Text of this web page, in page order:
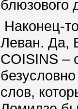
блюзового
Наконец-
Леван. Да,
COISINS –
слов,